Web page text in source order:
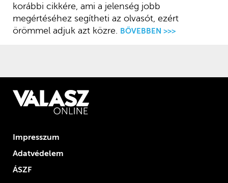
korábbi cikkére, ami a jelenség jobb
megértéséhez segítheti az olvasót, ezért
örömmel adjuk azt közre. BŐVEBBEN >>>
Impresszum
Adatvédelem
ÁSZF